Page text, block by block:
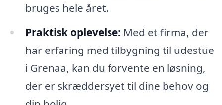
bruges hele året.
Praktisk oplevelse: Med et firma, der
har erfaring med tilbygning til udestue
i Grenaa, kan du forvente en løsning,
der er skræddersyet til dine behov og